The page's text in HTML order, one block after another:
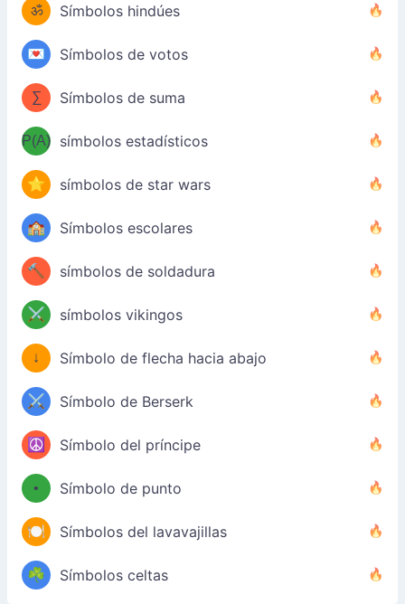
ॐ Símbolos hindúes
💌 Símbolos de votos
∑ Símbolos de suma
P(A) símbolos estadísticos
⭐ símbolos de star wars
🏫 Símbolos escolares
🔨 símbolos de soldadura
⚔️ símbolos vikingos
↓ Símbolo de flecha hacia abajo
⚔️ Símbolo de Berserk
☮️ Símbolo del príncipe
• Símbolo de punto
🍽️ Símbolos del lavavajillas
☘️ Símbolos celtas